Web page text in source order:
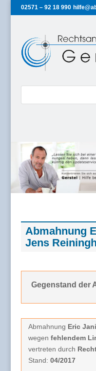
02571 – 92 18 990
Abmahnung
Jens
Gegenstand der
Abmahnung Eric
wegen fehlendem
vertreten durch
Stand: 04/2017